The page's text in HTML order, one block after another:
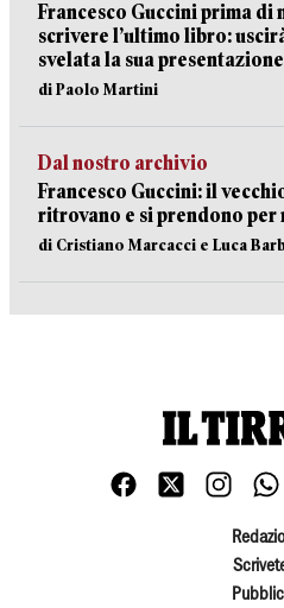
Francesco Guccini prima
scrivere l’ultimo libro:
svelata la sua presentazione
di Paolo Martini
Dal nostro archivio
Francesco Guccini: il
ritrovano e si prendono per
di Cristiano Marcacci e Luca